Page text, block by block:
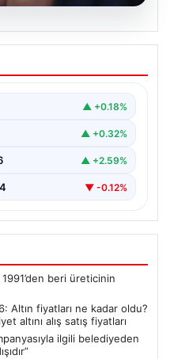
Nisan 2026: Altın
Gram, çeyrek,
Fiyatları: Gram,
Satış…
▲ +0.18%
▲ +0.32%
▲ +2.59%
▼ -0.12%
1991’den beri üreticinin
Altın fiyatları ne kadar oldu?
altını alış satış fiyatları
ilgili belediyeden